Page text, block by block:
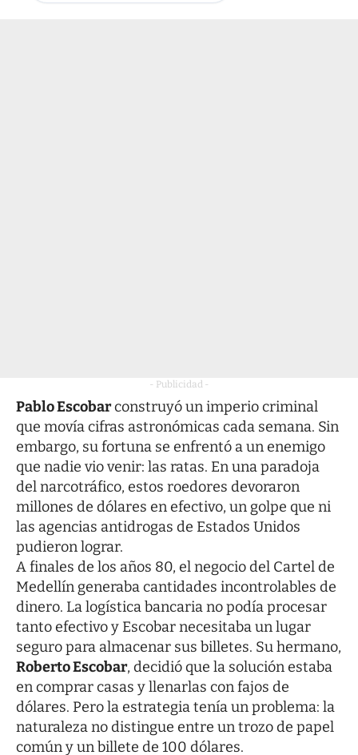
- Publicidad -
Pablo Escobarconstruyó un imperio criminal
que movía cifras astronómicas cada semana. Sin
embargo, su fortuna se enfrentó a un enemigo
que nadie vio venir: las ratas. En una paradoja
del narcotráfico, estos roedores devoraron
millones de dólares en efectivo, un golpe que ni
las agencias antidrogas de Estados Unidos
pudieron lograr.
A finales de los años 80, el negocio del Cartel de
Medellín generaba cantidades incontrolables de
dinero. La logística bancaria no podía procesar
tanto efectivo y Escobar necesitaba un lugar
seguro para almacenar sus billetes. Su hermano,
Roberto Escobar, decidió que la solución estaba
en comprar casas y llenarlas con fajos de
dólares. Pero la estrategia tenía un problema: la
naturaleza no distingue entre un trozo de papel
común y un billete de 100 dólares.